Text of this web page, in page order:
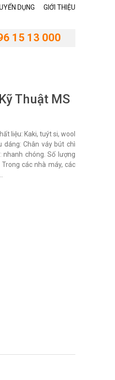
DỤNG GIỚI THIỆU
15 13 000
Thuật MS
liệu: Kaki, tuýt si, wool
dáng: Chân váy bút chì
chóng. Số lượng
các nhà máy, các